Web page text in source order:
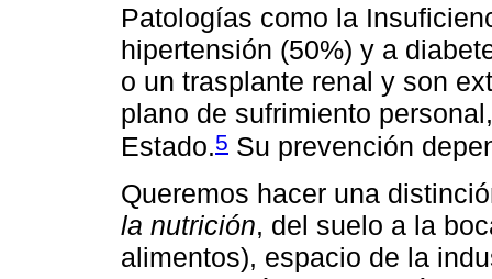
Patologías como la
hipertensión (50%) y a
o un trasplante renal y son
plano de sufrimiento
Estado.5 Su prevención
Queremos hacer una
la nutrición, del suelo a la
alimentos), espacio de la